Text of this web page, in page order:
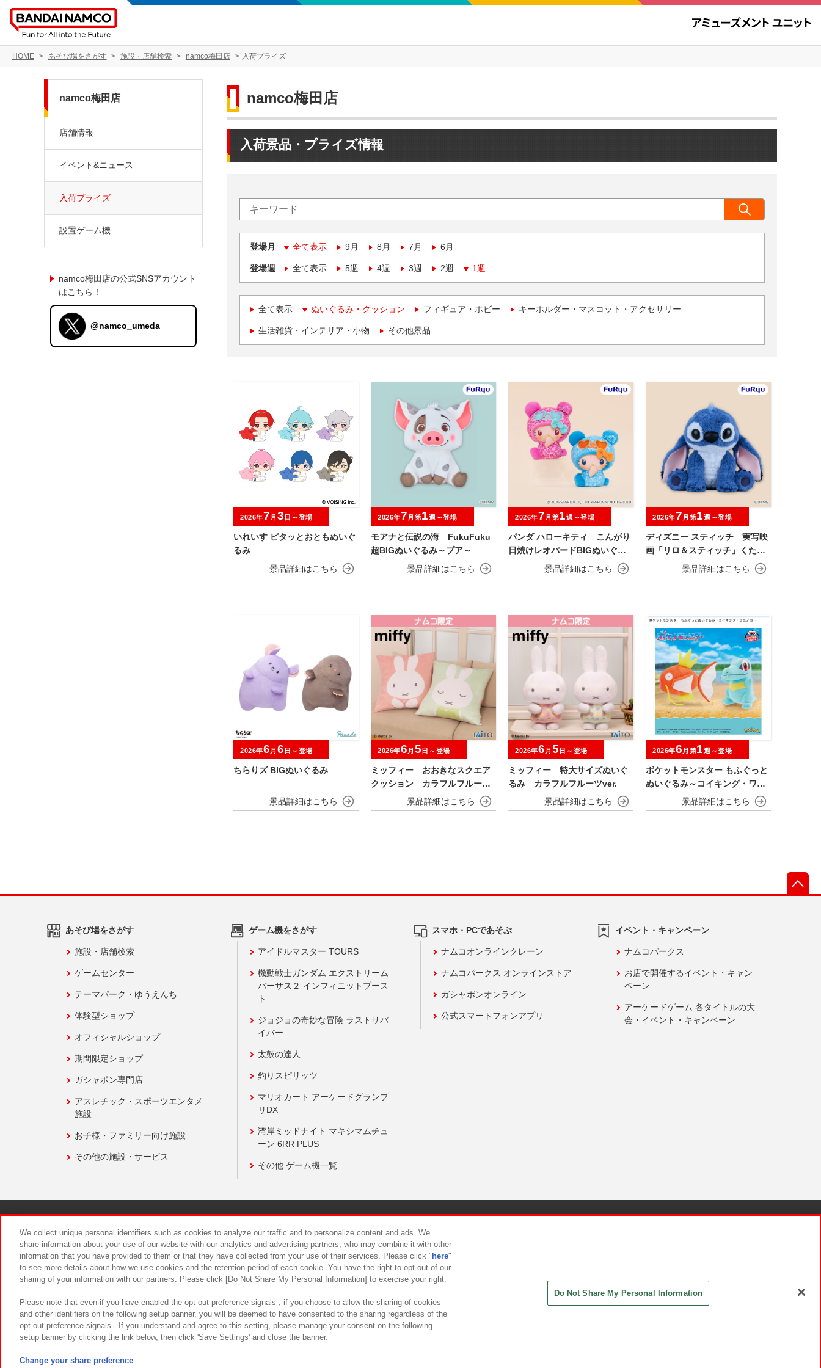
HOME あそび場をさがす 施設・店舗検索 namco梅田店 入荷プライズ
namco梅田店
入荷景品・プライズ情報
登場月 全て表示 9月 8月 7月 6月
登場週 全て表示 5週 4週 3週 2週 1週
全て表示 ぬいぐるみ・クッション フィギュア・ホビー キーホルダー・マスコット・アクセサリー
生活雑貨・インテリア・小物 その他景品
いれいす ピタッとおともぬいぐ
るみ
2026年7 月 3 日～登場
モアナと伝説の海 FukuFuku
超BIGぬいぐるみ～プア～
2026年7 月第1週～登場
パンダ ハローキティ こんがり
日焼けレオパードBIGぬいぐる
2026年7 月第1週～登場
ディズニー スティッチ 実写映
画「リロ＆スティッチ」くたっ
とBIGぬいぐるみ
2026年7 月第1週～登場
ちらりズ BIGぬいぐるみ
2026年6 月 6 日～登場
ミッフィー おおきなスクエア
クッション カラフルフルーツv
2026年6 月 5 日～登場
ミッフィー 特大サイズぬいぐ
るみ カラフルフルーツver.
2026年6 月 5 日～登場
ポケットモンスター もふぐっと
ぬいぐるみ～コイキング・ワニ
2026年6 月第1週～登場
namco梅田店
店舗情報
イベント&ニュース
入荷プライズ
設置ゲーム機
namco梅田店の公式SNSアカウント
はこちら！
@namco_umeda
あそび場をさがす
施設・店舗検索
ゲームセンター
テーマパーク・ゆうえんち
体験型ショップ
オフィシャルショップ
期間限定ショップ
ガシャポン専門店
アスレチック・スポーツエンタメ
施設
お子様・ファミリー向け施設
その他の施設・サービス
ゲーム機をさがす
アイドルマスター TOURS
機動戦士ガンダム エクストリーム
バーサス２ インフィニットブース
ト
ジョジョの奇妙な冒険 ラストサバ
イバー
太鼓の達人
釣りスピリッツ
マリオカート アーケードグランプ
リDX
湾岸ミッドナイト マキシマムチュ
ーン 6RR PLUS
その他 ゲーム機一覧
スマホ・PCであそぶ
ナムコオンラインクレーン
ナムコパークス オンラインストア
ガシャポンオンライン
公式スマートフォンアプリ
イベント・キャンペーン
ナムコパークス
お店で開催するイベント・キャン
ペーン
アーケードゲーム 各タイトルの大
会・イベント・キャンペーン
食品のご提供について カスタマーハラスメント対応方針
We collect unique personal identifiers such as cookies to analyze our traffic and to personalize content and ads. We
share information about your use of our website with our analytics and advertising partners, who may combine it with other
information that you have provided to them or that they have collected from your use of their services. Please click " here"
to see more details about how we use cookies and the retention period of each cookie. You have the right to opt out of our
sharing of your information with our partners. Please click [Do Not Share My Personal Information] to exercise your right.
Please note that even if you have enabled the opt-out preference signals , if you choose to allow the sharing of cookies
and other identifiers on the following setup banner, you will be deemed to have consented to the sharing regardless of the
opt-out preference signals . If you understand and agree to this setting, please manage your consent on the following
setup banner by clicking the link below, then click 'Save Settings' and close the banner.
Change your share preference
Do Not Share My Personal Information